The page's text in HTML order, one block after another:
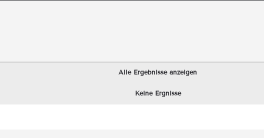
Alle Ergebnisse anzeigen
Keine Ergnisse